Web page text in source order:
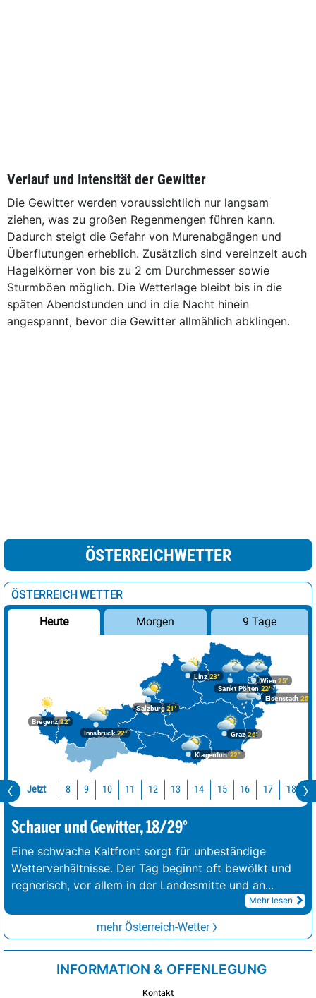
Verlauf und Intensität der Gewitter
Die Gewitter werden voraussichtlich nur langsam
ziehen, was zu großen Regenmengen führen kann.
Dadurch steigt die Gefahr von Murenabgängen und
Überflutungen erheblich. Zusätzlich sind vereinzelt auch
Hagelkörner von bis zu 2 cm Durchmesser sowie
Sturmböen möglich. Die Wetterlage bleibt bis in die
späten Abendstunden und in die Nacht hinein
angespannt, bevor die Gewitter allmählich abklingen.
ÖSTERREICHWETTER
ÖSTERREICH WETTER
Heute Morgen 9 Tage
Bregenz22°
Graz26°
Innsbruck22°
Klagenfurt 22°
Linz23°
Salzburg21°
Wien 25°
Eisenstadt 25°
Sankt Pölten 22°
Jetzt 8 9 10 11 12 13 14 15 16 17 18
Schauer und Gewitter, 18/29°
Eine schwache Kaltfront sorgt für unbeständige
Wetterverhältnisse. Der Tag beginnt oft bewölkt und
regnerisch, vor allem in der Landesmitte und an...
Mehr lesen
mehr Österreich-Wetter
INFORMATION & OFFENLEGUNG
Kontakt